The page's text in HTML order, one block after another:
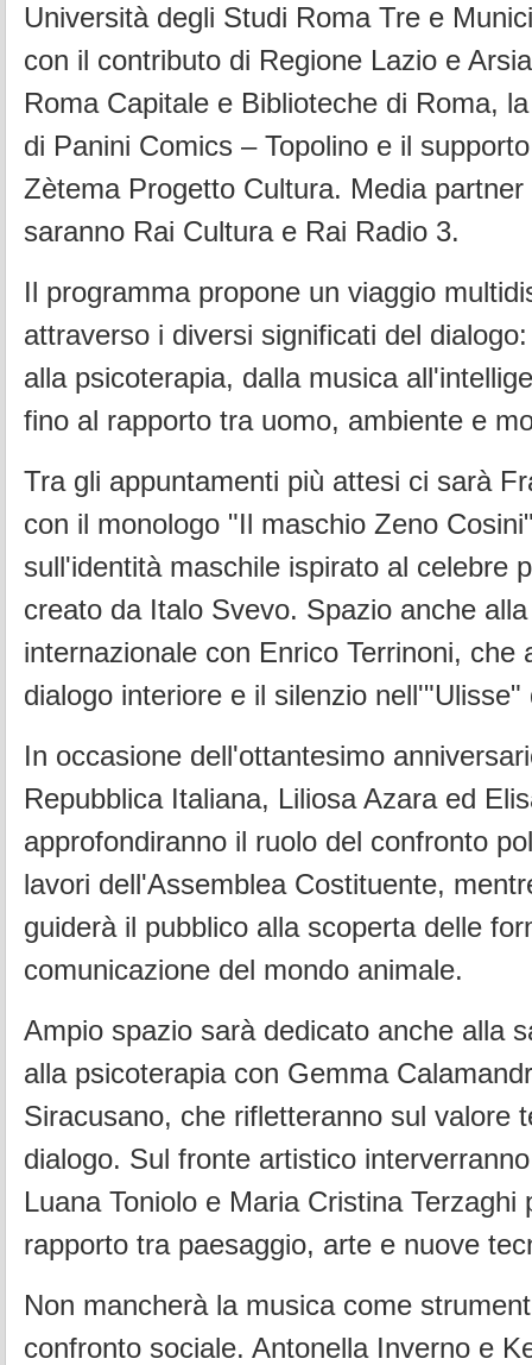
Università degli Studi Roma Tre e
con il contributo di Regione Lazio e
Roma Capitale e Biblioteche di Roma,
di Panini Comics – Topolino e il
Zètema Progetto Cultura. Media partner
saranno Rai Cultura e Rai Radio 3.
Il programma propone un viaggio
attraverso i diversi significati del
alla psicoterapia, dalla musica
fino al rapporto tra uomo, ambiente e
Tra gli appuntamenti più attesi ci sarà
con il monologo "Il maschio Zeno
sull'identità maschile ispirato al celebre
creato da Italo Svevo. Spazio anche
internazionale con Enrico Terrinoni, che
dialogo interiore e il silenzio
In occasione dell'ottantesimo
Repubblica Italiana, Liliosa Azara ed
approfondiranno il ruolo del confronto
lavori dell'Assemblea Costituente,
guiderà il pubblico alla scoperta delle
comunicazione del mondo animale.
Ampio spazio sarà dedicato anche alla
alla psicoterapia con Gemma
Siracusano, che rifletteranno sul valore
dialogo. Sul fronte artistico
Luana Toniolo e Maria Cristina Terzaghi
rapporto tra paesaggio, arte e nuove
Non mancherà la musica come
confronto sociale. Antonella Inverno e